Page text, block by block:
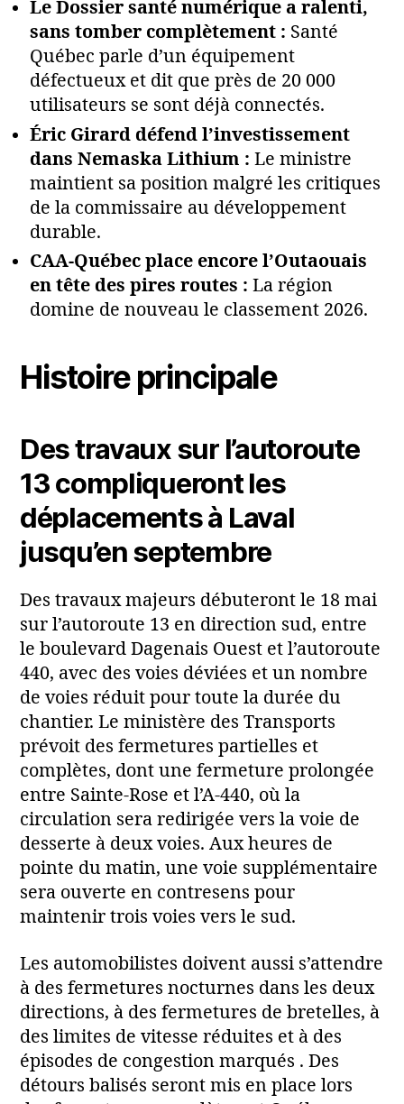
Le Dossier santé numérique a ralenti,
sans tomber complètement : Santé
Québec parle d’un équipement
défectueux et dit que près de 20 000
utilisateurs se sont déjà connectés.
Éric Girard défend l’investissement
dans Nemaska Lithium : Le ministre
maintient sa position malgré les critiques
de la commissaire au développement
durable.
CAA-Québec place encore l’Outaouais
en tête des pires routes : La région
domine de nouveau le classement 2026.
Histoire principale
Des travaux sur l’autoroute
13 compliqueront les
déplacements à Laval
jusqu’en septembre
Des travaux majeurs débuteront le 18 mai
sur l’autoroute 13 en direction sud, entre
le boulevard Dagenais Ouest et l’autoroute
440, avec des voies déviées et un nombre
de voies réduit pour toute la durée du
chantier. Le ministère des Transports
prévoit des fermetures partielles et
complètes, dont une fermeture prolongée
entre Sainte‑Rose et l’A‑440, où la
circulation sera redirigée vers la voie de
desserte à deux voies. Aux heures de
pointe du matin, une voie supplémentaire
sera ouverte en contresens pour
maintenir trois voies vers le sud.
Les automobilistes doivent aussi s’attendre
à des fermetures nocturnes dans les deux
directions, à des fermetures de bretelles, à
des limites de vitesse réduites et à des
épisodes de congestion marqués . Des
détours balisés seront mis en place lors